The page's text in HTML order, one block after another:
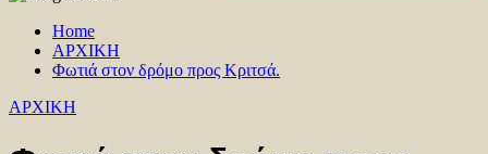
Home
ΑΡΧΙΚΗ
Φωτιά στον δρόμο προς Κριτσά.
ΑΡΧΙΚΗ